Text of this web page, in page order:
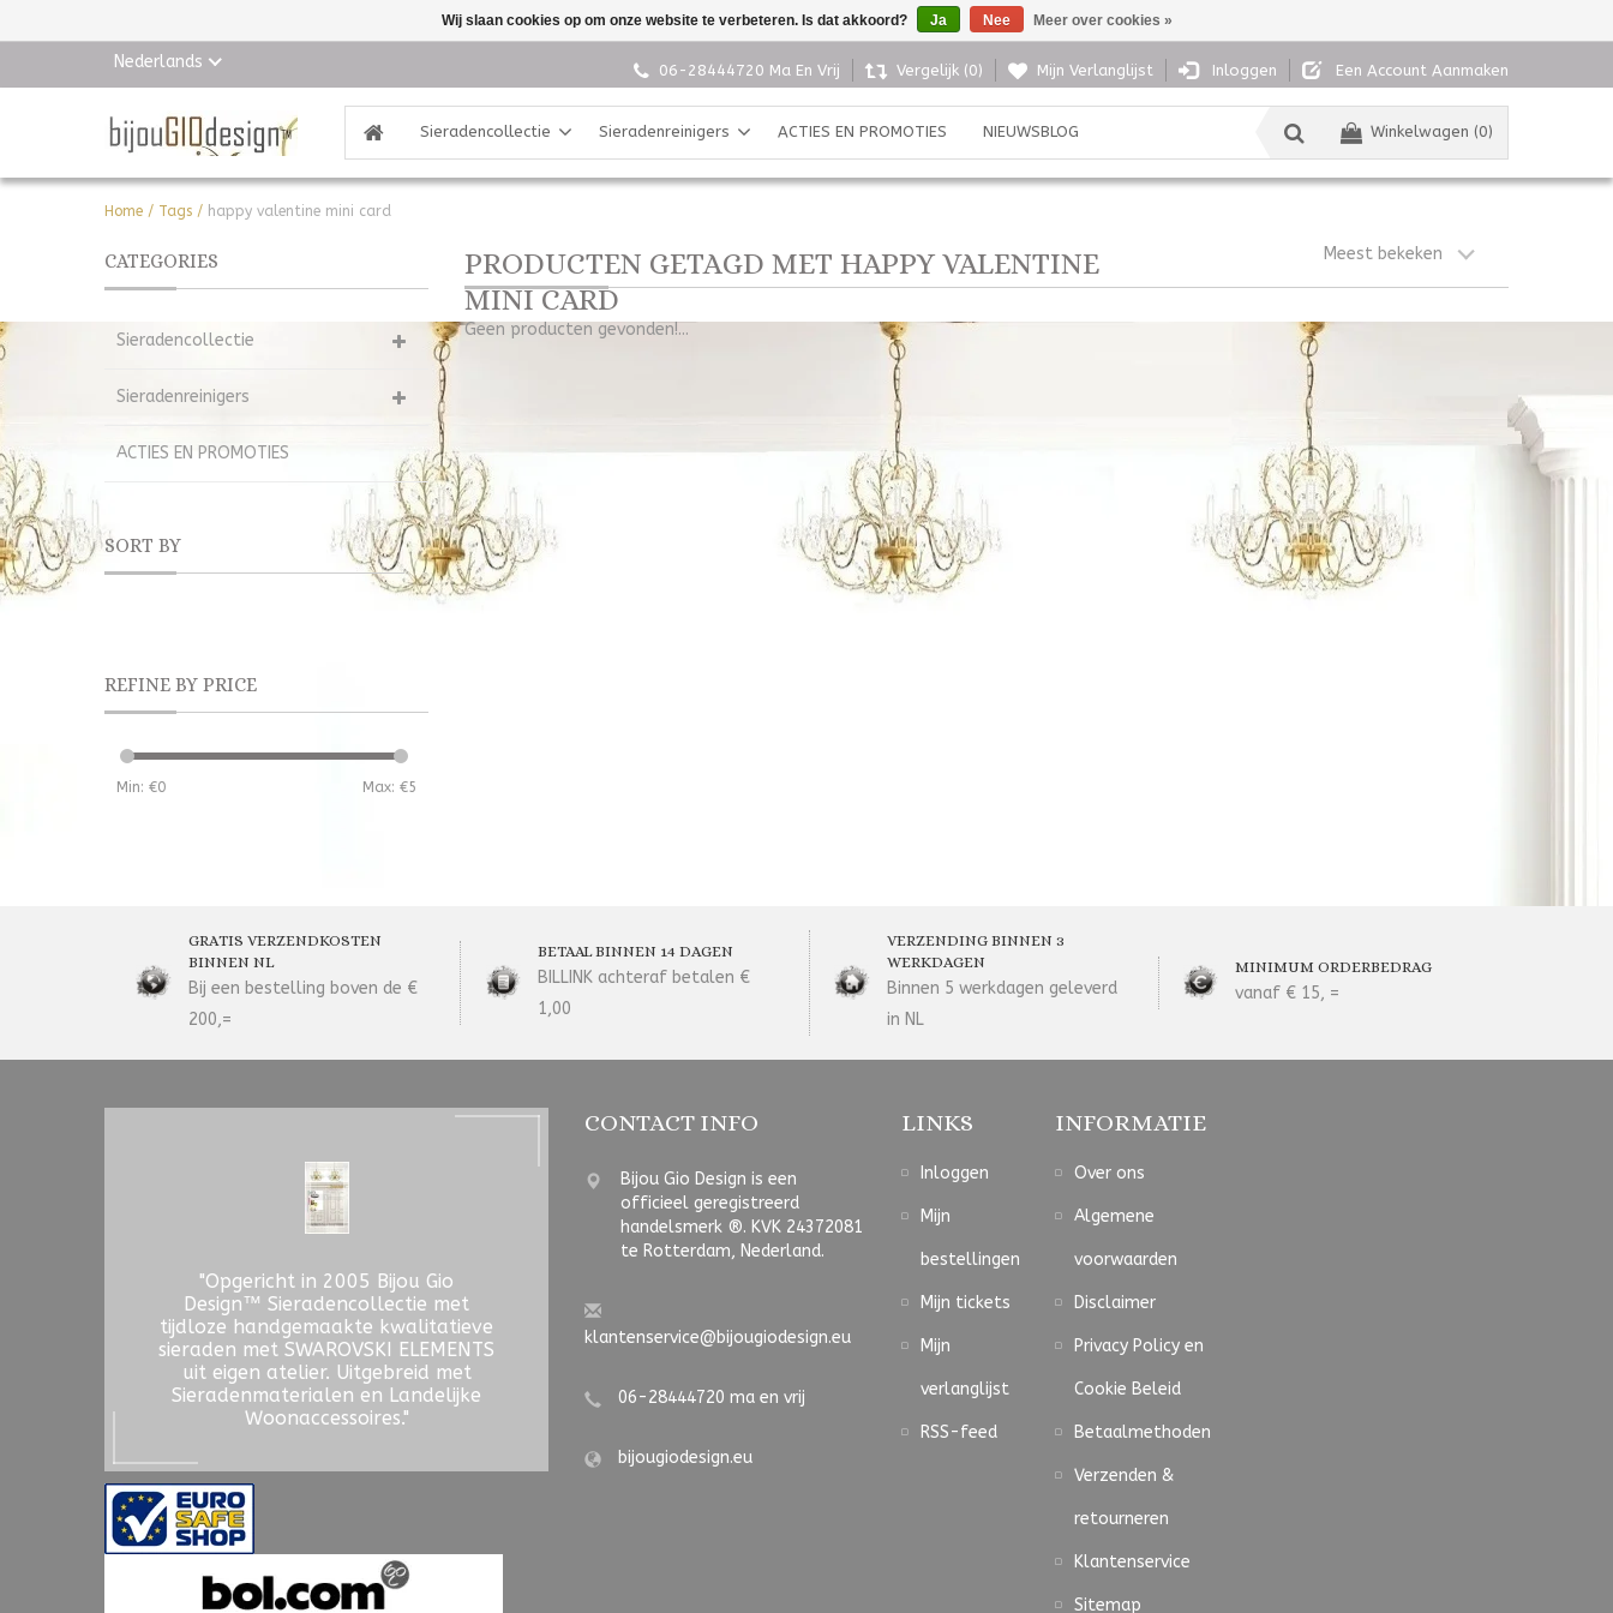
Nederlands 06-28444720 Ma En Vrij Vergelijk (0) Mijn Verlanglijst Inloggen Een Account Aanmaken
Winkelwagen (0)
Sieradencollectie Sieradenreinigers ACTIES EN PROMOTIES NIEUWSBLOG
Home / Tags / happy valentine mini card
CATEGORIES
Sieradencollectie
Sieradenreinigers
ACTIES EN PROMOTIES
SORT BY
REFINE BY PRICE
Min: €0 Max: €5
PRODUCTEN GETAGD MET HAPPY VALENTINE
MINI CARD
Meest bekeken
Geen producten gevonden!...
GRATIS VERZENDKOSTEN
BINNEN NL
Bij een bestelling boven de €
200,=
BETAAL BINNEN 14 DAGEN
BILLINK achteraf betalen €
1,00
VERZENDING BINNEN 3
WERKDAGEN
Binnen 5 werkdagen geleverd
in NL
MINIMUM ORDERBEDRAG
vanaf € 15, =
"Opgericht in 2005 Bijou Gio
Design™ Sieradencollectie met
tijdloze handgemaakte kwalitatieve
sieraden met SWAROVSKI ELEMENTS
uit eigen atelier. Uitgebreid met
Sieradenmaterialen en Landelijke
Woonaccessoires."
CONTACT INFO
Bijou Gio Design is een
officieel geregistreerd
handelsmerk ®. KVK 24372081
te Rotterdam, Nederland.
klantenservice@bijougiodesign.eu
06-28444720 ma en vrij
bijougiodesign.eu
LINKS
Inloggen
Mijn
bestellingen
Mijn tickets
Mijn
verlanglijst
RSS-feed
INFORMATIE
Over ons
Algemene
voorwaarden
Disclaimer
Privacy Policy en
Cookie Beleid
Betaalmethoden
Verzenden &
retourneren
Klantenservice
Sitemap
Wij slaan cookies op om onze website te verbeteren. Is dat akkoord? Ja Nee Meer over cookies »